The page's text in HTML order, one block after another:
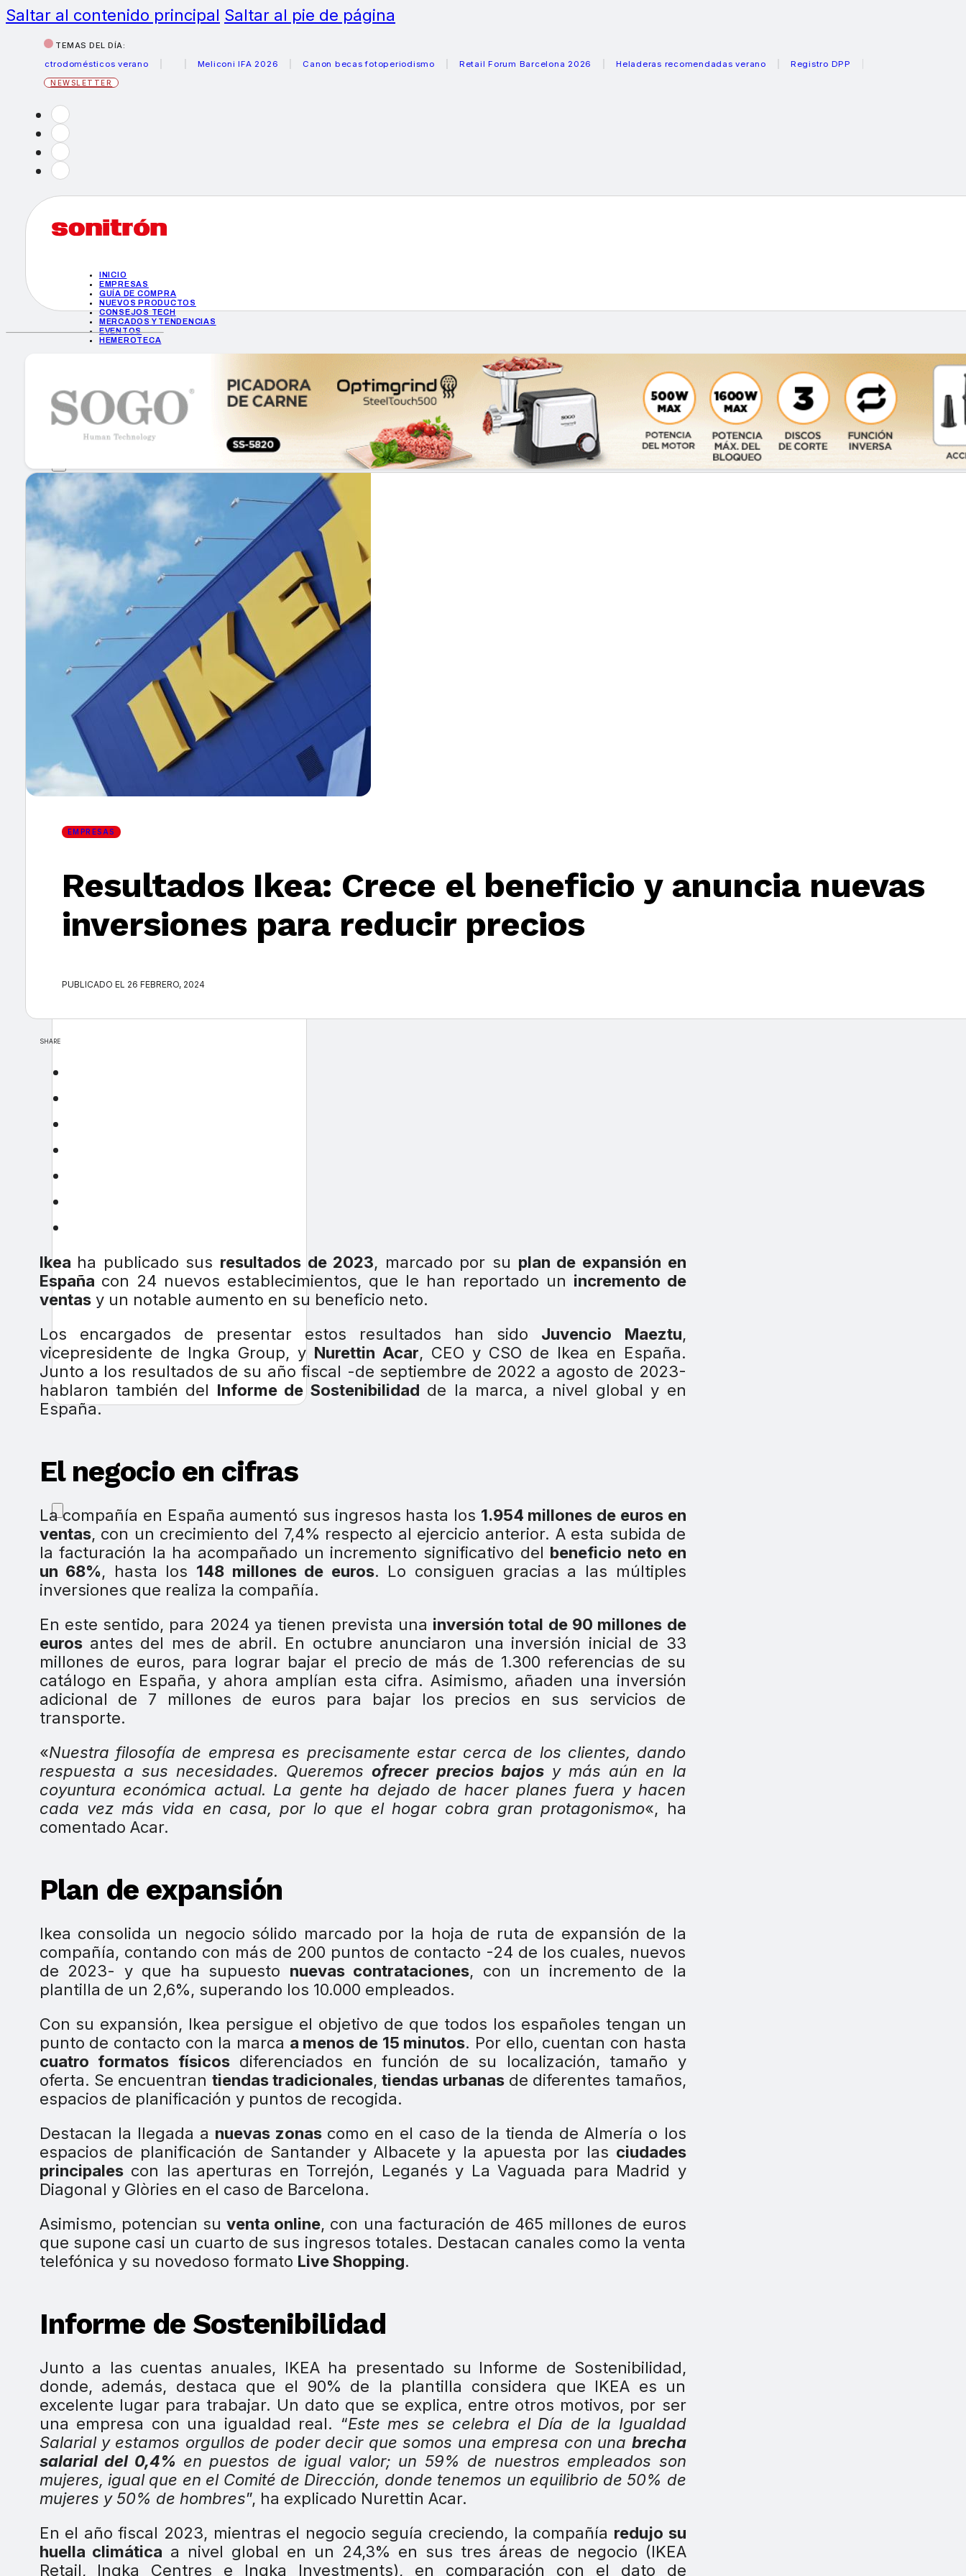
Saltar al contenido principal Saltar al pie de página
TEMAS DEL DÍA:
verano
Meliconi IFA 2026 Canon becas fotoperiodismo Retail Forum Barcelona 2026 Heladeras recomendadas verano Registro DPP
NEWSLETTER
INICIO
EMPRESAS
GUÍA DE COMPRA
NUEVOS PRODUCTOS
CONSEJOS TECH
MERCADOS Y TENDENCIAS
EVENTOS
HEMEROTECA
GUÍA DE COMPRA
NUEVOS PRODUCTOS
CONSEJOS TECH
MERCADOS Y TENDENCIAS
HEMEROTECA
Encuentra tu noticia
Buscar
EMPRESAS
Resultados Ikea: Crece el beneficio y anuncia nuevas
inversiones para reducir precios
PUBLICADO EL 26 FEBRERO, 2024
SHARE
Ikea ha publicado sus resultados de 2023, marcado por su plan de expansión en
España con 24 nuevos establecimientos, que le han reportado un incremento de
ventasy un notable aumento en su beneficio neto.
Los encargados de presentar estos resultados han sido Juvencio Maeztu,
vicepresidente de Ingka Group, y Nurettin Acar, CEO y CSO de Ikea en España.
Junto a los resultados de su año fiscal -de septiembre de 2022 a agosto de 2023-
hablaron también del Informe de Sostenibilidad de la marca, a nivel global y en
España.
El negocio en cifras
La compañía en España aumentó sus ingresos hasta los 1.954 millones de euros en
ventas, con un crecimiento del 7,4% respecto al ejercicio anterior. A esta subida de
la facturación la ha acompañado un incremento significativo del beneficio neto en
un 68%, hasta los 148 millones de euros. Lo consiguen gracias a las múltiples
inversiones que realiza la compañía.
En este sentido, para 2024 ya tienen prevista una inversión total de 90 millones de
eurosantes del mes de abril. En octubre anunciaron una inversión inicial de 33
millones de euros, para lograr bajar el precio de más de 1.300 referencias de su
catálogo en España, y ahora amplían esta cifra. Asimismo, añaden una inversión
adicional de 7 millones de euros para bajar los precios en sus servicios de
transporte.
«Nuestra filosofía de empresa es precisamente estar cerca de los clientes, dando
respuesta a sus necesidades. Queremosofrecer precios bajosy más aún en la
coyuntura económica actual. La gente ha dejado de hacer planes fuera y hacen
cada vez más vida en casa, por lo que el hogar cobra gran protagonismo«, ha
comentado Acar.
Plan de expansión
Ikea consolida un negocio sólido marcado por la hoja de ruta de expansión de la
compañía, contando con más de 200 puntos de contacto -24 de los cuales, nuevos
de 2023- y que ha supuesto nuevas contrataciones, con un incremento de la
plantilla de un 2,6%, superando los 10.000 empleados.
Con su expansión, Ikea persigue el objetivo de que todos los españoles tengan un
punto de contacto con la marca a menos de 15 minutos. Por ello, cuentan con hasta
cuatro formatos físicosdiferenciados en función de su localización, tamaño y
oferta. Se encuentran tiendas tradicionales,tiendas urbanasde diferentes tamaños,
espacios de planificación y puntos de recogida.
Destacan la llegada a nuevas zonas como en el caso de la tienda de Almería o los
espacios de planificación de Santander y Albacete y la apuesta por las ciudades
principalescon las aperturas en Torrejón, Leganés y La Vaguada para Madrid y
Diagonal y Glòries en el caso de Barcelona.
Asimismo, potencian su venta online, con una facturación de 465 millones de euros
que supone casi un cuarto de sus ingresos totales. Destacan canales como la venta
telefónica y su novedoso formato Live Shopping.
Informe de Sostenibilidad
Junto a las cuentas anuales, IKEA ha presentado su Informe de Sostenibilidad,
donde, además, destaca que el 90% de la plantilla considera que IKEA es un
excelente lugar para trabajar. Un dato que se explica, entre otros motivos, por ser
una empresa con una igualdad real. “Este mes se celebra el Día de la Igualdad
Salarial y estamos orgullos de poder decir que somos una empresa con una brecha
salarial del 0,4% en puestos de igual valor; un 59% de nuestros empleados son
mujeres, igual que en el Comité de Dirección, donde tenemos un equilibrio de 50% de
mujeres y 50% de hombres”, ha explicado Nurettin Acar.
En el año fiscal 2023, mientras el negocio seguía creciendo, la compañía redujo su
huella climática a nivel global en un 24,3% en sus tres áreas de negocio (IKEA
Retail, Ingka Centres e Ingka Investments), en comparación con el dato de